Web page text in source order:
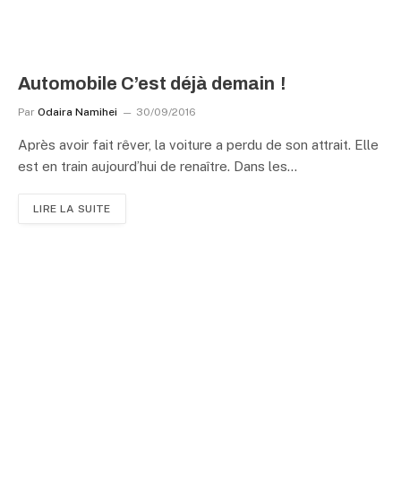
Automobile C’est déjà demain !
Par Odaira Namihei 30/09/2016
Après avoir fait rêver, la voiture a perdu de son attrait. Elle
est en train aujourd’hui de renaître. Dans les…
LIRE LA SUITE